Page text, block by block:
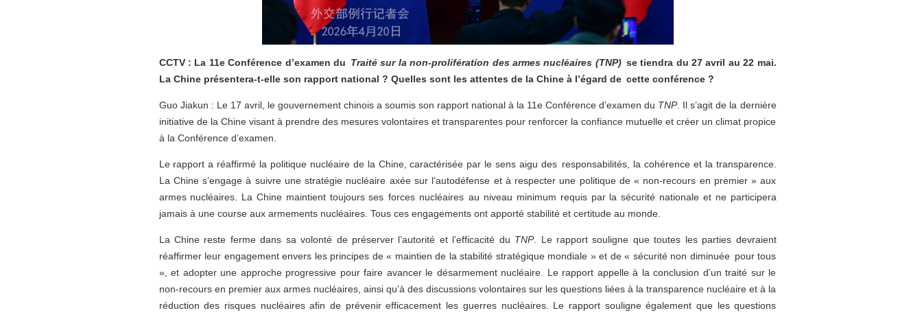
CCTV : La 11e Conférence d’examen du Traité sur la non-prolifération des armes nucléaires (TNP) se tiendra du 27 avril au 22 mai.
La Chine présentera-t-elle son rapport national ? Quelles sont les attentes de la Chine à l’égard de cette conférence ?
Guo Jiakun : Le 17 avril, le gouvernement chinois a soumis son rapport national à la 11e Conférence d’examen du TNP. Il s’agit de la dernière
initiative de la Chine visant à prendre des mesures volontaires et transparentes pour renforcer la confiance mutuelle et créer un climat propice
à la Conférence d’examen.
Le rapport a réaffirmé la politique nucléaire de la Chine, caractérisée par le sens aigu des responsabilités, la cohérence et la transparence.
La Chine s’engage à suivre une stratégie nucléaire axée sur l’autodéfense et à respecter une politique de « non-recours en premier » aux
armes nucléaires. La Chine maintient toujours ses forces nucléaires au niveau minimum requis par la sécurité nationale et ne participera
jamais à une course aux armements nucléaires. Tous ces engagements ont apporté stabilité et certitude au monde.
La Chine reste ferme dans sa volonté de préserver l’autorité et l’efficacité du TNP. Le rapport souligne que toutes les parties devraient
réaffirmer leur engagement envers les principes de « maintien de la stabilité stratégique mondiale » et de « sécurité non diminuée pour tous
», et adopter une approche progressive pour faire avancer le désarmement nucléaire. Le rapport appelle à la conclusion d’un traité sur le
non-recours en premier aux armes nucléaires, ainsi qu’à des discussions volontaires sur les questions liées à la transparence nucléaire et à la
réduction des risques nucléaires afin de prévenir efficacement les guerres nucléaires. Le rapport souligne également que les questions